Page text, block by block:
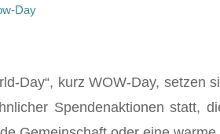
Day
Day“, kurz WOW-Day,
Spendenaktionen statt,